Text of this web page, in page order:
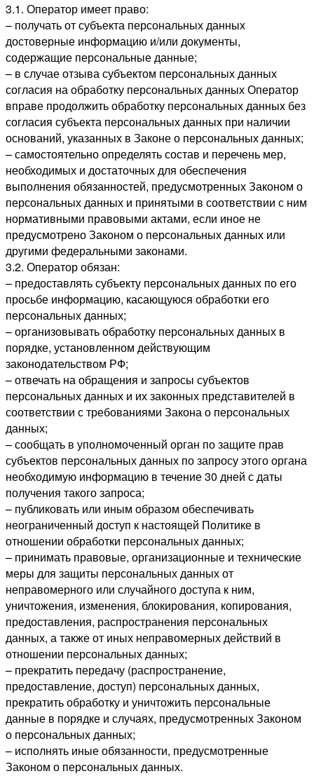
3.1. Оператор имеет право:
– получать от субъекта персональных данных
достоверные информацию и/или документы,
содержащие персональные данные;
– в случае отзыва субъектом персональных данных
согласия на обработку персональных данных Оператор
вправе продолжить обработку персональных данных без
согласия субъекта персональных данных при наличии
оснований, указанных в Законе о персональных данных;
– самостоятельно определять состав и перечень мер,
необходимых и достаточных для обеспечения
выполнения обязанностей, предусмотренных Законом о
персональных данных и принятыми в соответствии с ним
нормативными правовыми актами, если иное не
предусмотрено Законом о персональных данных или
другими федеральными законами.
3.2. Оператор обязан:
– предоставлять субъекту персональных данных по его
просьбе информацию, касающуюся обработки его
персональных данных;
– организовывать обработку персональных данных в
порядке, установленном действующим
законодательством РФ;
– отвечать на обращения и запросы субъектов
персональных данных и их законных представителей в
соответствии с требованиями Закона о персональных
данных;
– сообщать в уполномоченный орган по защите прав
субъектов персональных данных по запросу этого органа
необходимую информацию в течение 30 дней с даты
получения такого запроса;
– публиковать или иным образом обеспечивать
неограниченный доступ к настоящей Политике в
отношении обработки персональных данных;
– принимать правовые, организационные и технические
меры для защиты персональных данных от
неправомерного или случайного доступа к ним,
уничтожения, изменения, блокирования, копирования,
предоставления, распространения персональных
данных, а также от иных неправомерных действий в
отношении персональных данных;
– прекратить передачу (распространение,
предоставление, доступ) персональных данных,
прекратить обработку и уничтожить персональные
данные в порядке и случаях, предусмотренных Законом
о персональных данных;
– исполнять иные обязанности, предусмотренные
Законом о персональных данных.